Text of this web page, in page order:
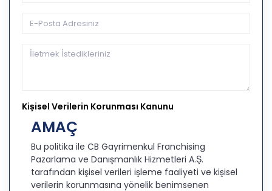
Kişisel Verilerin Korunması Kanunu
AMAÇ
Bu politika ile CB Gayrimenkul Franchising
Pazarlama ve Danışmanlık Hizmetleri A.Ş.
tarafından kişisel verileri işleme faaliyeti ve kişisel
verilerin korunmasına yönelik benimsenen